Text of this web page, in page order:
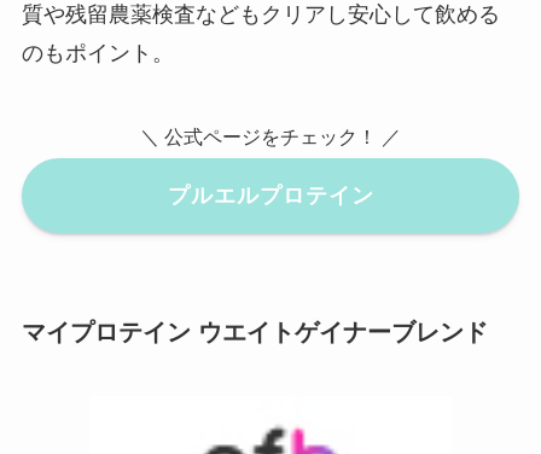
質や残留農薬検査などもクリアし安心して飲める
のもポイント。
＼ 公式ページをチェック！ ／
プルエルプロテイン
マイプロテイン ウエイトゲイナーブレンド